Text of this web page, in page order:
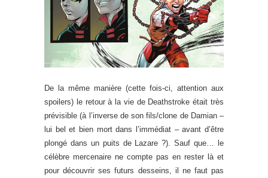
De la même manière (cette fois-ci, attention aux
spoilers) le retour à la vie de Deathstroke était très
prévisible (à l’inverse de son fils/clone de Damian –
lui bel et bien mort dans l’immédiat – avant d’être
plongé dans un puits de Lazare ?). Sauf que… le
célèbre mercenaire ne compte pas en rester là et
pour découvrir ses futurs desseins, il ne faut pas